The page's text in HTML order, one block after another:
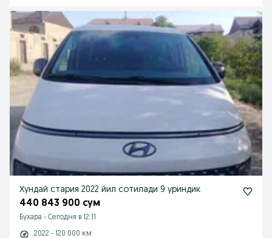
Хундай стария 2022 йил сотилади 9 уриндик
440 843 900 сум
Бухара - Сегодня в 12:11
2022 - 120 000 км